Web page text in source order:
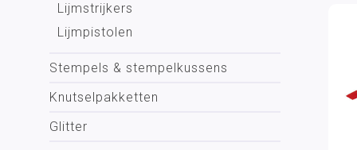
Lijmstrijkers
Lijmpistolen
Stempels & stempelkussens
Knutselpakketten
Glitter